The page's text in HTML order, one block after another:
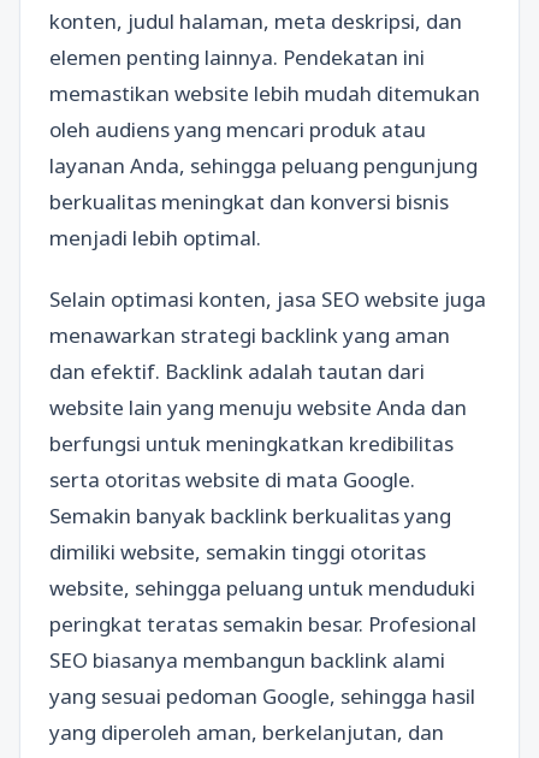
konten, judul halaman, meta deskripsi, dan
elemen penting lainnya. Pendekatan ini
memastikan website lebih mudah ditemukan
oleh audiens yang mencari produk atau
layanan Anda, sehingga peluang pengunjung
berkualitas meningkat dan konversi bisnis
menjadi lebih optimal.
Selain optimasi konten, jasa SEO website juga
menawarkan strategi backlink yang aman
dan efektif. Backlink adalah tautan dari
website lain yang menuju website Anda dan
berfungsi untuk meningkatkan kredibilitas
serta otoritas website di mata Google.
Semakin banyak backlink berkualitas yang
dimiliki website, semakin tinggi otoritas
website, sehingga peluang untuk menduduki
peringkat teratas semakin besar. Profesional
SEO biasanya membangun backlink alami
yang sesuai pedoman Google, sehingga hasil
yang diperoleh aman, berkelanjutan, dan